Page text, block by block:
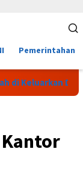
Pemerintahan
Dari
Kantor